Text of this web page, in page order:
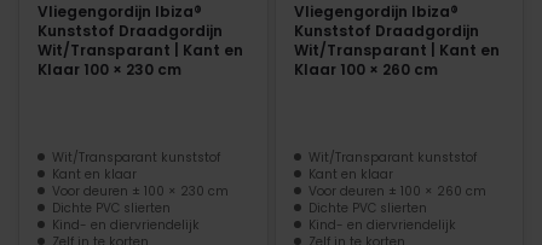
Vliegengordijn Ibiza®
Kunststof Draadgordijn
Wit/Transparant | Kant en
Klaar 100 × 230 cm
Wit/Transparant kunststof
Kant en klaar
Voor deuren ± 100 × 230 cm
Dichte PVC slierten
Kind- en diervriendelijk
Vliegengordijn Ibiza®
Kunststof Draadgordijn
Wit/Transparant | Kant en
Klaar 100 × 260 cm
Wit/Transparant kunststof
Kant en klaar
Voor deuren ± 100 × 260 cm
Dichte PVC slierten
Kind- en diervriendelijk